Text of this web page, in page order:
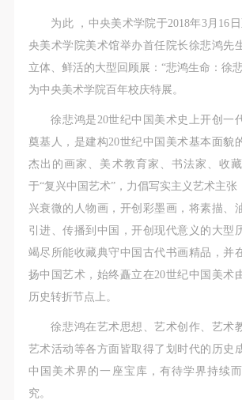
为此 ，中央美术学院于2018年3月16
央美术学院美术馆举办首任院长徐悲鸿先
立体、鲜活的大型回顾展：“悲鸿生命：徐
为中央美术学院百年校庆特展。
徐悲鸿是20世纪中国美术史上开创一
奠基人，是建构20世纪中国美术基本面貌
杰出的画家、美术教育家、书法家、收
于“复兴中国艺术”，力倡写实主义艺术主张
兴衰微的人物画，开创彩墨画，将素描、
引进、传播到中国，开创现代意义的大型
竭尽所能收藏典守中国古代书画精品，并
扬中国艺术，始终矗立在20世纪中国美术
历史转折节点上。
徐悲鸿在艺术思想、艺术创作、艺术
艺术活动等各方面皆取得了划时代的历史
中国美术界的一座宝库，有待学界持续
究。
本次活动公平公正、自愿参加与退出
负的原则。但活动有风险，参加者应
识。
第二条
参加本次活动者必须遵守中华人民共
律、法规，必须遵循道德和社会公德
备以人为本、团结友爱、互相帮助和
品质。
第三条
参加本次活动人员应该是成年人（具
能力的人，18周岁以上）未成年人必
同下参观。
第四条
参加活动者在此次活动期间的人身安
励参加者自行购买人身安全保险。活
故，活动中任何非事故当事人及美术
事故的任何责任，但有互相援助的义
本次活动公平公正、自愿参加与退出
负的原则。但活动有风险，参加者应
识。
第二条
参加本次活动者必须遵守中华人民共
律、法规，必须遵循道德和社会公德
备以人为本、团结友爱、互相帮助和
品质。
第三条
参加本次活动人员应该是成年人（具
能力的人，18周岁以上）未成年人必
同下参观。
第四条
参加活动者在此次活动期间的人身安
励参加者自行购买人身安全保险。活
故，活动中任何非事故当事人及美术
事故的任何责任，但有互相援助的义
本次活动公平公正、自愿参加与退出
负的原则。但活动有风险，参加者应
识。
第二条
参加本次活动者必须遵守中华人民共
律、法规，必须遵循道德和社会公德
备以人为本、团结友爱、互相帮助和
品质。
第三条
参加本次活动人员应该是成年人（具
能力的人，18周岁以上）未成年人必
同下参观。
第四条
参加活动者在此次活动期间的人身安
励参加者自行购买人身安全保险。活
故，活动中任何非事故当事人及美术
事故的任何责任，但有互相援助的义